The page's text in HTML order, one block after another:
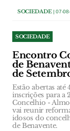
SOCIEDADE| 07-
SOCIEDADE
Encontro
de
de
Estão abertas até
inscrições para a
Concelhio -
vai reunir
idosos do
de Benavente.